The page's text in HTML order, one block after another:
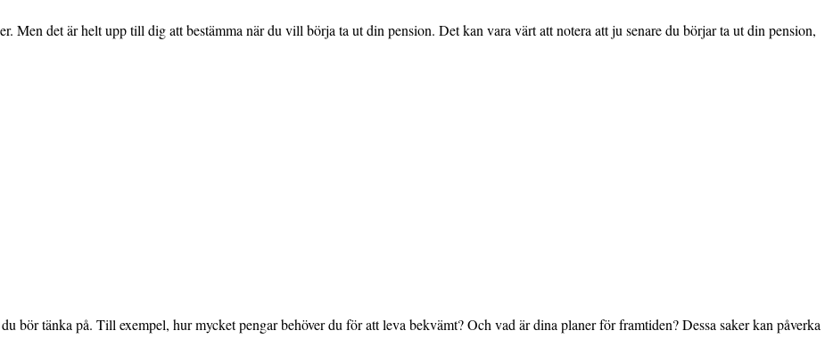
Men det är helt upp till dig att bestämma när du vill börja ta ut din pension. Det kan vara värt att notera att ju senare du börjar ta ut din pension,
bör tänka på. Till exempel, hur mycket pengar behöver du för att leva bekvämt? Och vad är dina planer för framtiden? Dessa saker kan påverka